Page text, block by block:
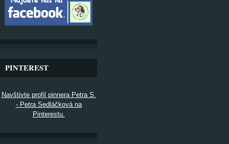
PINTEREST
Navštivte profil pinnera Petra S.
- Petra Sedláčková na
Pinterestu.